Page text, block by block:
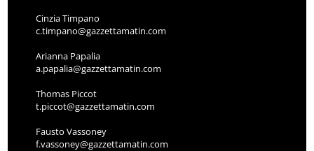
Cinzia Timpano
c.timpano@gazzettamatin.com
Arianna Papalia
a.papalia@gazzettamatin.com
Thomas Piccot
t.piccot@gazzettamatin.com
Fausto Vassoney
f.vassoney@gazzettamatin.com